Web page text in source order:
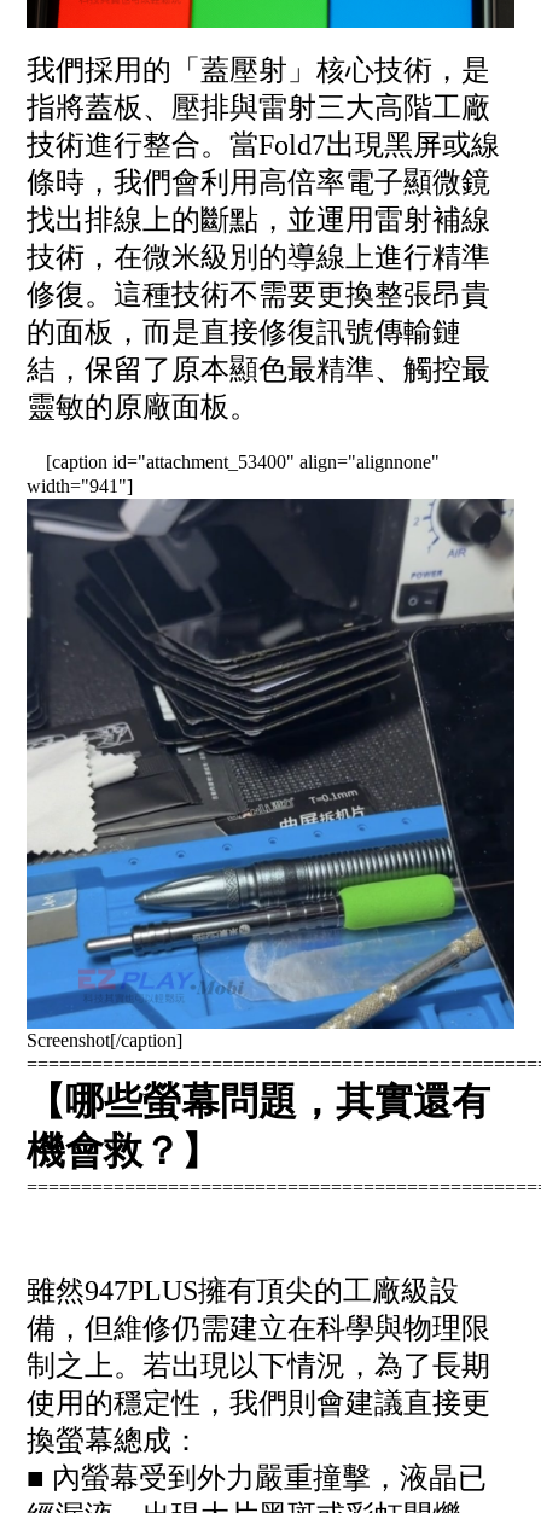
我們採用的「蓋壓射」核心技術，是
指將蓋板、壓排與雷射三大高階工廠
技術進行整合。當Fold7出現黑屏或線
條時，我們會利用高倍率電子顯微鏡
找出排線上的斷點，並運用雷射補線
技術，在微米級別的導線上進行精準
修復。這種技術不需要更換整張昂貴
的面板，而是直接修復訊號傳輸鏈
結，保留了原本顯色最精準、觸控最
靈敏的原廠面板。
[caption id="attachment_53400" align="alignnone"
width="941"]
Screenshot[/caption]
【哪些螢幕問題，其實還有
機會救？】
雖然947PLUS擁有頂尖的工廠級設
備，但維修仍需建立在科學與物理限
制之上。若出現以下情況，為了長期
使用的穩定性，我們則會建議直接更
換螢幕總成：
■ 內螢幕受到外力嚴重撞擊，液晶已